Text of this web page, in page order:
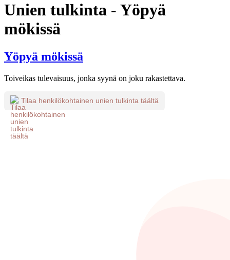
Unien tulkinta - Yöpyä
mökissä
Yöpyä mökissä
Toiveikas tulevaisuus, jonka syynä on joku rakastettava.
Tilaa henkilökohtainen unien tulkinta täältä